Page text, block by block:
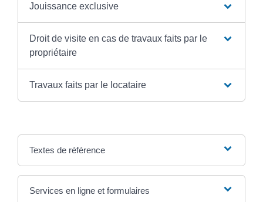
Jouissance exclusive
Droit de visite en cas de travaux faits par le
propriétaire
Travaux faits par le locataire
Textes de référence
Services en ligne et formulaires